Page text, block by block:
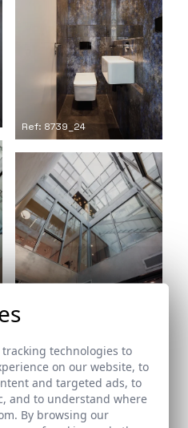
Ref: 8739_24
Ref: 8739_27
technologies to
on our website, to
and targeted ads, to
and to understand where
By browsing our